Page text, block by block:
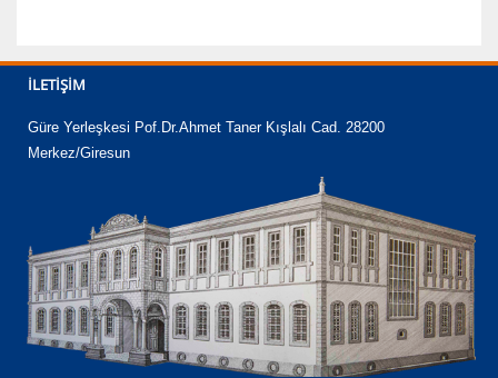
İLETIŞIM
Güre Yerleşkesi Pof.Dr.Ahmet Taner Kışlalı Cad. 28200
Merkez/Giresun